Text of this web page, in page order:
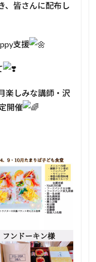
、皆さんに配布し
支援
楽しみな講師・沢
開催